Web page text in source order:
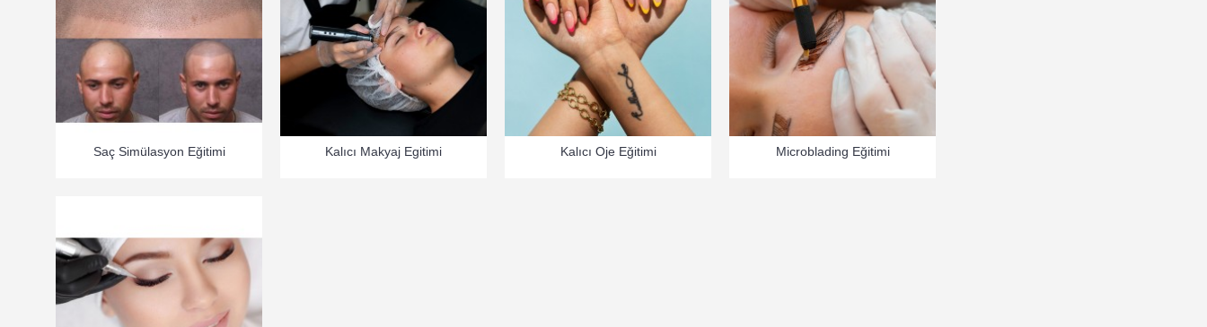
Saç Simülasyon Eğitimi Kalıcı Makyaj Egitimi Kalıcı Oje Eğitimi Microblading Eğitimi